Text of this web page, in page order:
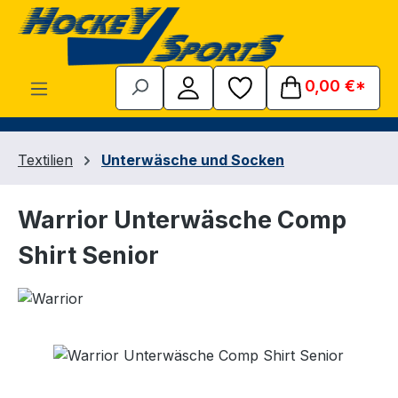
Zum Hauptinhalt springen
0,00 €*
Textilien Unterwäsche und Socken
Warrior Unterwäsche Comp
Shirt Senior
Bildergalerie überspringen